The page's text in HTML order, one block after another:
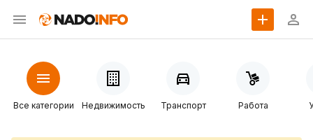
Все категории Недвижимость Транспорт Работа